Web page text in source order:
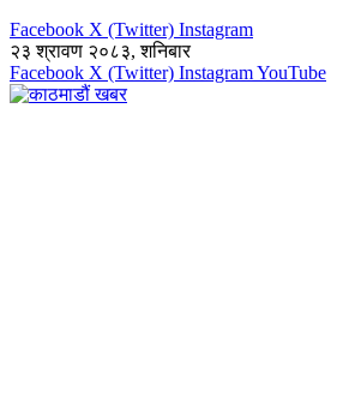
Facebook X (Twitter) Instagram
२३ श्रावण २०८३, शनिबार
Facebook X (Twitter) InstagramYouTube